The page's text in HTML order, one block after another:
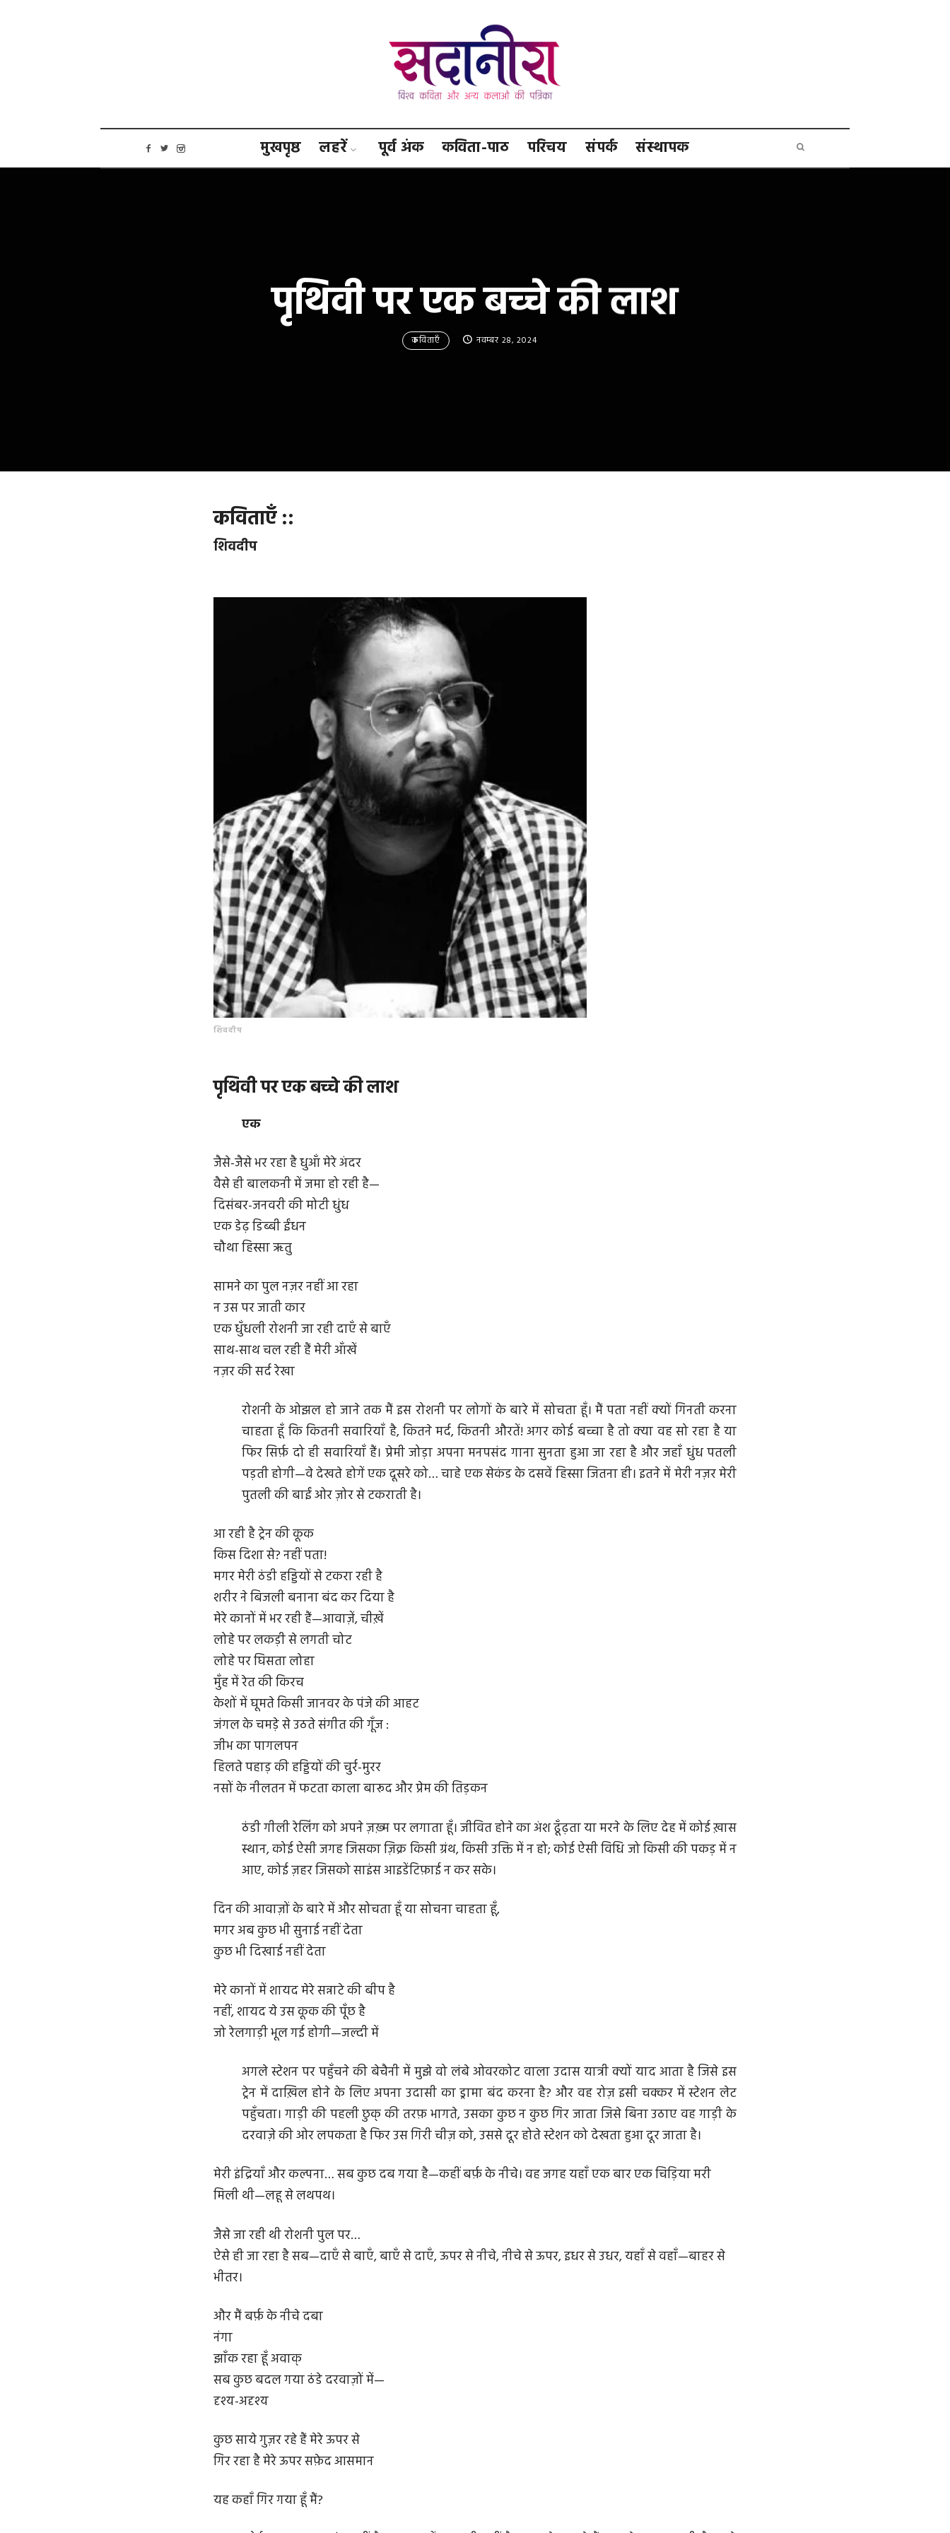
मुखपृष्ठ लहरें पूर्व अंक कविता-पाठ परिचय संपर्क संस्थापक
पृथिवी पर एक बच्चे की लाश
कविताएँ नवम्बर 28, 2024
कविताएँ ::
शिवदीप
शिवदीप
पृथिवी पर एक बच्चे की लाश
एक
जैसे-जैसे भर रहा है धुआँ मेरे अंदर
वैसे ही बालकनी में जमा हो रही है—
दिसंबर-जनवरी की मोटी धुंध
एक डेढ़ डिब्बी ईंधन
चौथा हिस्सा ऋतु
सामने का पुल नज़र नहीं आ रहा
न उस पर जाती कार
एक धुँधली रोशनी जा रही दाएँ से बाएँ
साथ-साथ चल रही हैं मेरी आँखें
नज़र की सर्द रेखा
रोशनी के ओझल हो जाने तक मैं इस रोशनी पर लोगों के बारे में सोचता हूँ। मैं पता नहीं क्यों गिनती करना
चाहता हूँ कि कितनी सवारियाँ है, कितने मर्द, कितनी औरतें! अगर कोई बच्चा है तो क्या वह सो रहा है या
फिर सिर्फ़ दो ही सवारियाँ हैं। प्रेमी जोड़ा अपना मनपसंद गाना सुनता हुआ जा रहा है और जहाँ धुंध पतली
पड़ती होगी—वे देखते होगें एक दूसरे को… चाहे एक सेकंड के दसवें हिस्सा जितना ही। इतने में मेरी नज़र मेरी
पुतली की बाईं ओर ज़ोर से टकराती है।
आ रही है ट्रेन की कूक
किस दिशा से? नहीं पता!
मगर मेरी ठंडी हड्डियों से टकरा रही है
शरीर ने बिजली बनाना बंद कर दिया है
मेरे कानों में भर रही हैं—आवाज़ें, चीख़ें
लोहे पर लकड़ी से लगती चोट
लोहे पर घिसता लोहा
मुँह में रेत की किरच
केशों में घूमते किसी जानवर के पंजे की आहट
जंगल के चमड़े से उठते संगीत की गूँज :
जीभ का पागलपन
हिलते पहाड़ की हड्डियों की चुर्र-मुरर
नसों के नीलतन में फटता काला बारूद और प्रेम की तिड़कन
ठंडी गीली रेलिंग को अपने ज़ख़्म पर लगाता हूँ। जीवित होने का अंश ढूँढ़ता या मरने के लिए देह में कोई ख़ास
स्थान, कोई ऐसी जगह जिसका ज़िक्र किसी ग्रंथ, किसी उक्ति में न हो; कोई ऐसी विधि जो किसी की पकड़ में न
आए, कोई ज़हर जिसको साइंस आइडेंटिफ़ाई न कर सके।
दिन की आवाज़ों के बारे में और सोचता हूँ या सोचना चाहता हूँ,
मगर अब कुछ भी सुनाई नहीं देता
कुछ भी दिखाई नहीं देता
मेरे कानों में शायद मेरे सन्नाटे की बीप है
नहीं, शायद ये उस कूक की पूँछ है
जो रेलगाड़ी भूल गई होगी—जल्दी में
अगले स्टेशन पर पहुँचने की बेचैनी में मुझे वो लंबे ओवरकोट वाला उदास यात्री क्यों याद आता है जिसे इस
ट्रेन में दाख़िल होने के लिए अपना उदासी का ड्रामा बंद करना है? और वह रोज़ इसी चक्कर में स्टेशन लेट
पहुँचता। गाड़ी की पहली छुक् की तरफ़ भागते, उसका कुछ न कुछ गिर जाता जिसे बिना उठाए वह गाड़ी के
दरवाज़े की ओर लपकता है फिर उस गिरी चीज़ को, उससे दूर होते स्टेशन को देखता हुआ दूर जाता है।
मेरी इंद्रियाँ और कल्पना… सब कुछ दब गया है—कहीं बर्फ़ के नीचे। वह जगह यहाँ एक बार एक चिड़िया मरी
मिली थी—लहू से लथपथ।
जैसे जा रही थी रोशनी पुल पर…
ऐसे ही जा रहा है सब—दाएँ से बाएँ, बाएँ से दाएँ, ऊपर से नीचे, नीचे से ऊपर, इधर से उधर, यहाँ से वहाँ—बाहर से
भीतर।
और मैं बर्फ़ के नीचे दबा
नंगा
झाँक रहा हूँ अवाक्
सब कुछ बदल गया ठंडे दरवाज़ों में—
दृश्य-अदृश्य
कुछ साये गुज़र रहे हैं मेरे ऊपर से
गिर रहा है मेरे ऊपर सफ़ेद आसमान
यह कहाँ गिर गया हूँ मैं?